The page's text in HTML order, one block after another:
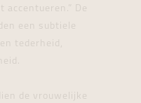
De
een subtiele
tederheid,
de vrouwelijke